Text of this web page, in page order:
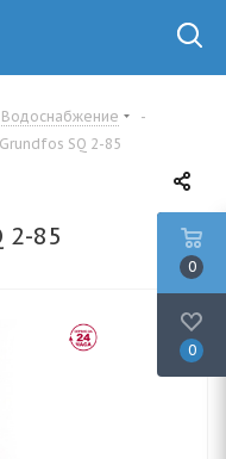
Водоснабжение
-
Grundfos SQ 2-85
2-85
0
0